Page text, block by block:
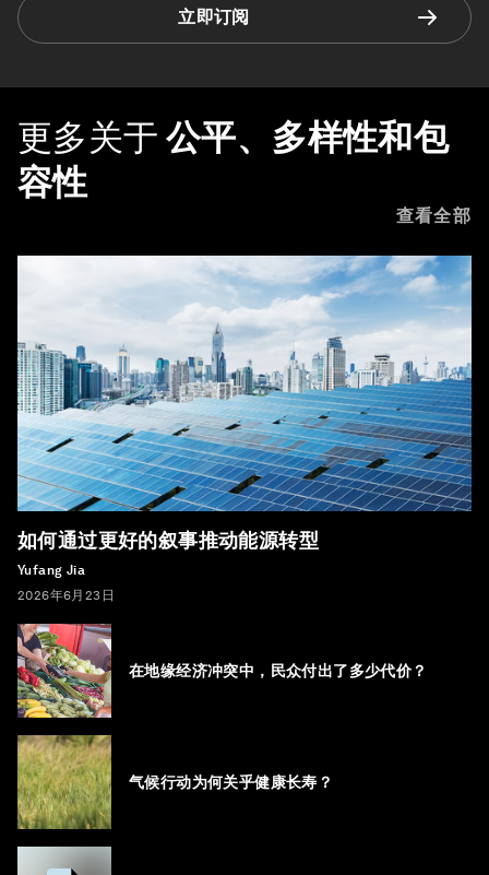
立即订阅
更多关于 公平、多样性和包
容性
查看全部
如何通过更好的叙事推动能源转型
Yufang Jia
2026年6月23日
在地缘经济冲突中，民众付出了多少代价？
气候行动为何关乎健康长寿？